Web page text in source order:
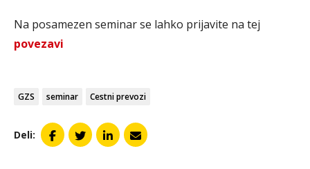
Na posamezen seminar se lahko prijavite na tej
povezavi
GZS seminar Cestni prevozi
Deli: